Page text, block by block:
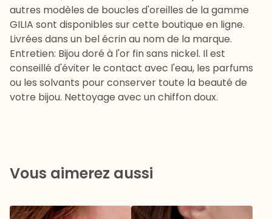
autres modèles de boucles d'oreilles de la gamme
GILIA sont disponibles sur cette boutique en ligne.
Livrées dans un bel écrin au nom de la marque.
Entretien: Bijou doré à l'or fin sans nickel. Il est
conseillé d'éviter le contact avec l'eau, les parfums
ou les solvants pour conserver toute la beauté de
votre bijou. Nettoyage avec un chiffon doux.
Vous aimerez aussi